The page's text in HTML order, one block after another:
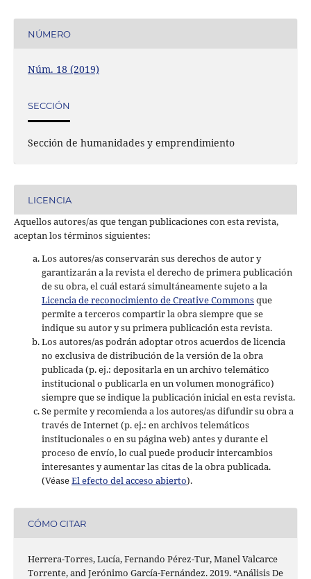
NÚMERO
Núm. 18 (2019)
SECCIÓN
Sección de humanidades y emprendimiento
LICENCIA
Aquellos autores/as que tengan publicaciones con esta revista,
aceptan los términos siguientes:
Los autores/as conservarán sus derechos de autor y
garantizarán a la revista el derecho de primera publicación
de su obra, el cuál estará simultáneamente sujeto a la
Licencia de reconocimiento de Creative Commonsque
permite a terceros compartir la obra siempre que se
indique su autor y su primera publicación esta revista.
Los autores/as podrán adoptar otros acuerdos de licencia
no exclusiva de distribución de la versión de la obra
publicada (p. ej.: depositarla en un archivo telemático
institucional o publicarla en un volumen monográfico)
siempre que se indique la publicación inicial en esta revista.
Se permite y recomienda a los autores/as difundir su obra a
través de Internet (p. ej.: en archivos telemáticos
institucionales o en su página web) antes y durante el
proceso de envío, lo cual puede producir intercambios
interesantes y aumentar las citas de la obra publicada.
(VéaseEl efecto del acceso abierto).
CÓMO CITAR
Herrera-Torres, Lucía, Fernando Pérez-Tur, Manel Valcarce
Torrente, and Jerónimo García-Fernández. 2019. “Análisis De